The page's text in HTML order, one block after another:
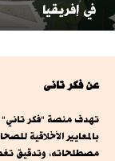
في إفريقيا
عن فكر تانى
تهدف منصة "فكر تاني"
بالمعايير الأخلاقية
مصطلحاته، وتدقيق